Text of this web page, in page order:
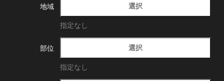
地域 選択
指定なし
部位 選択
指定なし